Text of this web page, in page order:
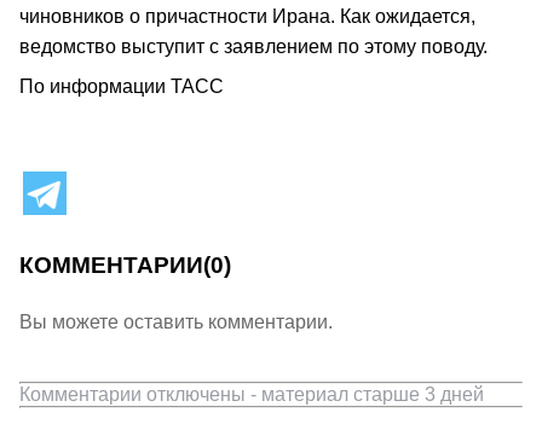
чиновников о причастности Ирана. Как ожидается,
ведомство выступит с заявлением по этому поводу.
По информации ТАСС
КОММЕНТАРИИ(0)
Вы можете оставить комментарии.
Комментарии отключены - материал старше 3 дней